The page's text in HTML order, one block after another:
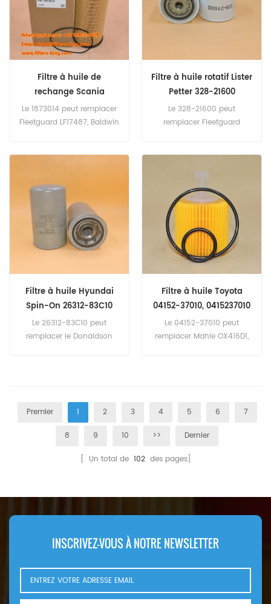
Filtre à huile de
rechange Scania
1873014
Le 1873014 peut remplacer
Fleetguard LF17487, Baldwin
Filtre à huile rotatif Lister
Petter 328-21600
Le 328-21600 peut
remplacer Fleetguard
Filtre à huile Marque: Lister
Petter
Filtre à huile Hyundai
Spin-On 26312-83C10
Le 26312-83C10 peut
remplacer le Donaldson
Filtre à huile Toyota
04152-37010, 0415237010
Le 04152-37010 peut
remplacer Mahle OX416D1,
pièce: Filtre à huile Marque:
Toyota
Premier 1 2 3 4 5 6 7
8 9 10 >> Dernier
[ Un total de 102des pages]
INSCRIVEZ-VOUS À NOTRE NEWSLETTER